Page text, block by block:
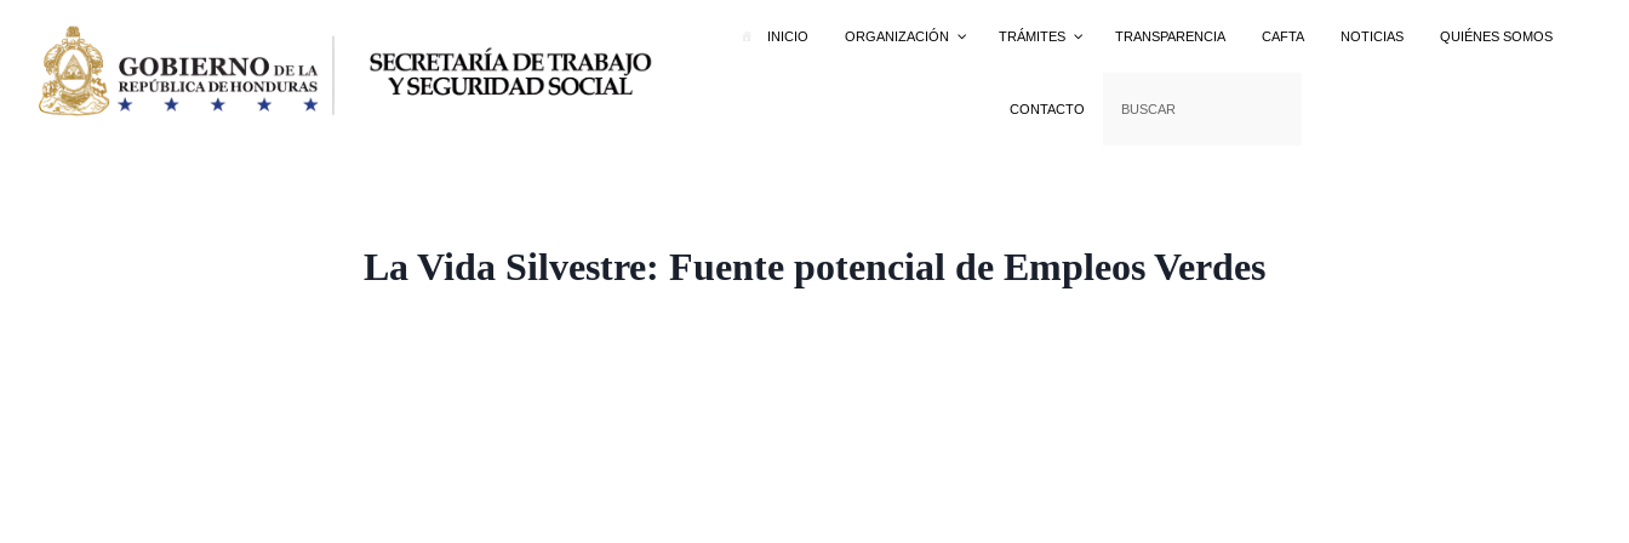
contenido
INICIO ORGANIZACIÓN TRÁMITES TRANSPARENCIA CAFTA NOTICIAS QUIÉNES SOMOS
CONTACTO
La Vida Silvestre: Fuente potencial de Empleos Verdes